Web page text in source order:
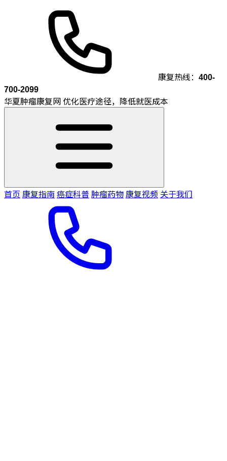
康复热线： 400-
700-2099
华夏肿瘤康复网 优化医疗途径，降低就医成本
首页 康复指南癌症科普肿瘤药物康复视频 关于我们